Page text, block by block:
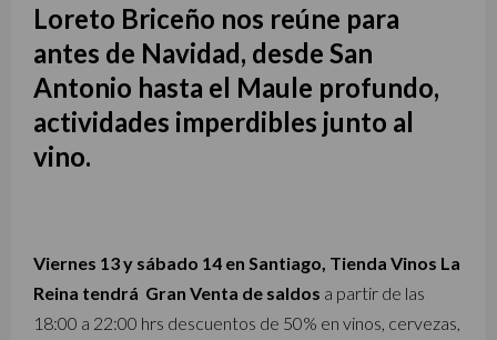
Loreto Briceño nos reúne para
antes de Navidad, desde San
Antonio hasta el Maule profundo,
actividades imperdibles junto al
vino.
Viernes 13 y sábado 14 en Santiago, Tienda Vinos La
Reina tendrá Gran Venta de saldos a partir de las
18:00 a 22:00 hrs descuentos de 50% en vinos, cervezas,